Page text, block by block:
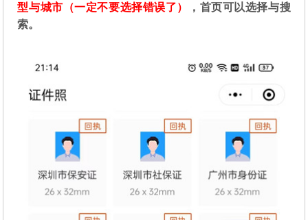
型与城市（一定不要选择错误了）
，首页可以选择与搜
索。